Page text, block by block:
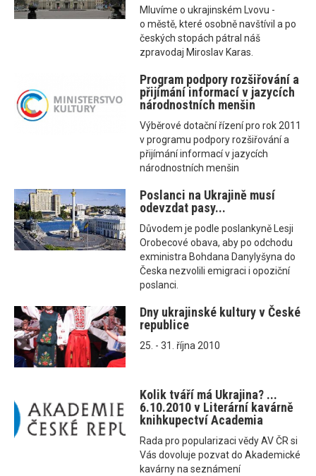
Mluvíme o ukrajinském Lvovu -
o městě, které osobně navštívil a po
českých stopách pátral náš
zpravodaj Miroslav Karas.
Program podpory rozšiřování a
přijímání informací v jazycích
národnostních menšin
Výběrové dotační řízení pro rok 2011
v programu podpory rozšiřování a
přijímání informací v jazycích
národnostních menšin
Poslanci na Ukrajině musí
odevzdat pasy...
Důvodem je podle poslankyně Lesji
Orobecové obava, aby po odchodu
exministra Bohdana Danylyšyna do
Česka nezvolili emigraci i opoziční
poslanci.
Dny ukrajinské kultury v České
republice
25. - 31. října 2010
Kolik tváří má Ukrajina? ...
6.10.2010 v Literární kavárně
knihkupectví Academia
Rada pro popularizaci vědy AV ČR si
Vás dovoluje pozvat do Akademické
kavárny na seznámení